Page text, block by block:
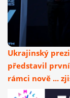
Ukrajinský
představil
rámci nově ...